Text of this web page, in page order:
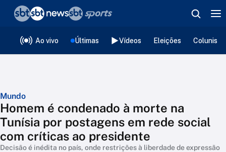
Ao vivo Últimas Vídeos Eleições
Mundo
Homem é condenado à morte na
Tunísia por postagens em rede social
com críticas ao presidente
Decisão é inédita no país, onde restrições à liberdade de expressão
❮voltar
Editorias